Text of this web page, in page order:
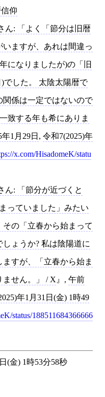
信仰
ん: 「よく「節分は旧暦
ますが、あれは間違っ
になりましたが)の「旧
でした。 太陰太陽暦で
係は一定ではないので
致する年も希にありま
年1月29日 , 令和7(2025)年
x.com/HisadomeK/statu
ん: 「節分が近づくと
っていました」みたい
の「立春から始まって
ょうか? 私は陰陽道に
すが、「立春から始ま
ません。」 / X , 午前
年1月31日(金) 1時49
status/188511684366666
(金) 1時53分58秒